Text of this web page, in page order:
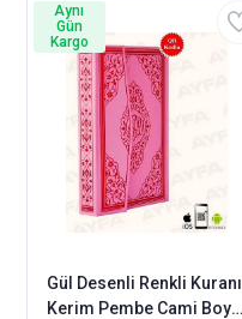
Gül Desenli Renkli Kuranı
Kerim Pembe Cami Boy
Aynı
Gün
Kargo